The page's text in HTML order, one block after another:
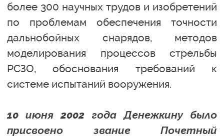
более 300 научных трудов и изобретений
по проблемам обеспечения точности
дальнобойных снарядов, методов
моделирования процессов стрельбы
РСЗО, обоснования требований к
системе испытаний вооружения.
10 июня 2002 года Денежкину было
присвоено звание Почетный